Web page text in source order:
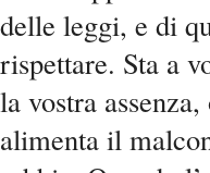
delle leggi, e di
rispettare. Sta a
la vostra
alimenta il